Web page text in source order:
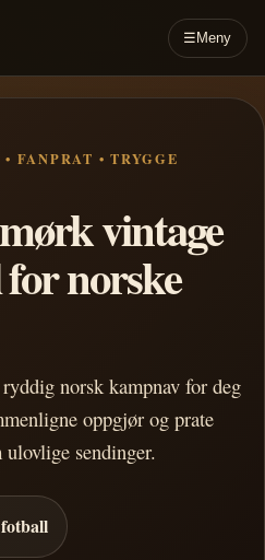
☰ Meny
FANPRAT • TRYGGE
vintage
norske
norsk kampnav for deg
oppgjør og prate
sendinger.